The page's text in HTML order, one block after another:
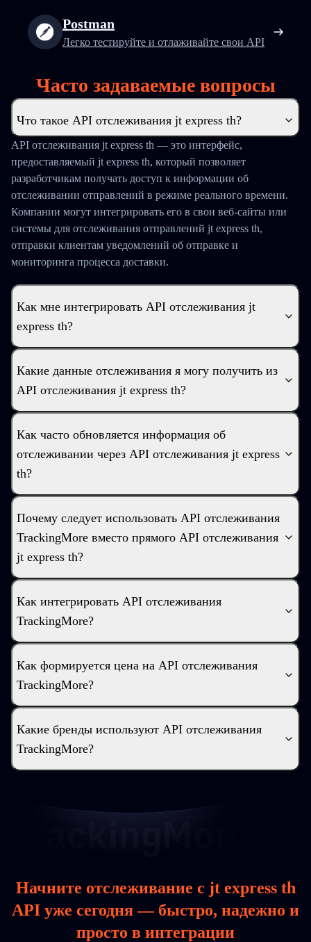
Postman
Легко тестируйте и отлаживайте свои API
Часто задаваемые вопросы
Что такое API отслеживания jt express th?
API отслеживания jt express th — это интерфейс,
предоставляемый jt express th, который позволяет
разработчикам получать доступ к информации об
отслеживании отправлений в режиме реального времени.
Компании могут интегрировать его в свои веб-сайты или
системы для отслеживания отправлений jt express th,
отправки клиентам уведомлений об отправке и
мониторинга процесса доставки.
Как мне интегрировать API отслеживания jt
express th?
Какие данные отслеживания я могу получить из
API отслеживания jt express th?
Как часто обновляется информация об
отслеживании через API отслеживания jt express
th?
Почему следует использовать API отслеживания
TrackingMore вместо прямого API отслеживания
jt express th?
Как интегрировать API отслеживания
TrackingMore?
Как формируется цена на API отслеживания
TrackingMore?
Какие бренды используют API отслеживания
TrackingMore?
Начните отслеживание с jt express th
API уже сегодня — быстро, надежно и
просто в интеграции